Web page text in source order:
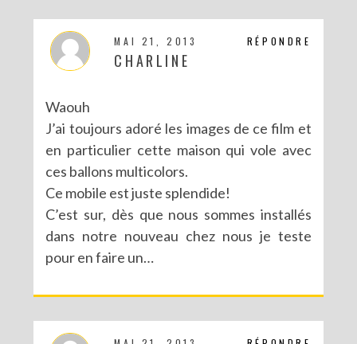
RÉPONDRE
MAI 21, 2013
CHARLINE
Waouh
J’ai toujours adoré les images de ce film et
en particulier cette maison qui vole avec
ces ballons multicolors.
Ce mobile est juste splendide!
C’est sur, dès que nous sommes installés
dans notre nouveau chez nous je teste
pour en faire un…